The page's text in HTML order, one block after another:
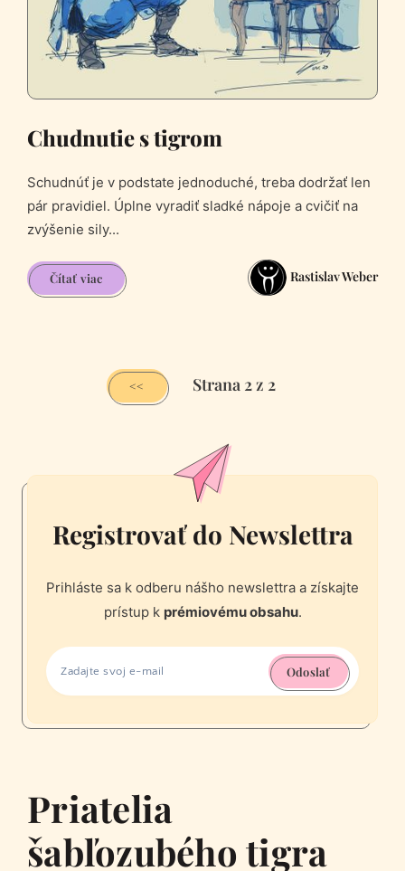
Chudnutie s tigrom
Schudnúť je v podstate jednoduché, treba dodržať len
pár pravidiel. Úplne vyradiť sladké nápoje a cvičiť na
zvýšenie sily...
Čítať viacChudnutie
s
Rastislav Weber
<< Strana 2 z 2
Priatelia
šabľozubého tigra
Registrovať do Newslettra
Prihláste sa k odberu nášho newslettra a získajte
prístup k prémiovému obsahu.
Odoslať